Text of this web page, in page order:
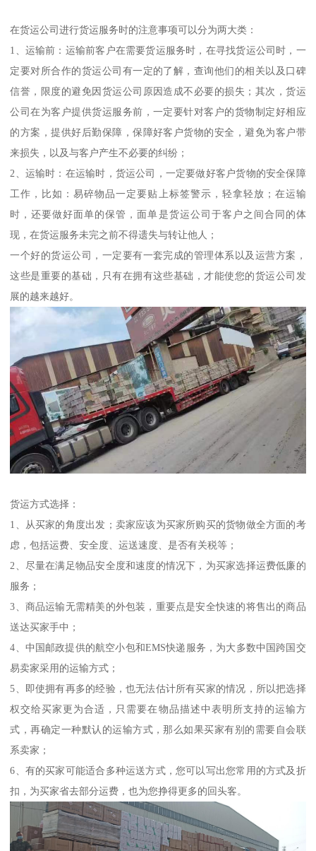
在货运公司进行货运服务时的注意事项可以分为两大类：
1、运输前：运输前客户在需要货运服务时，在寻找货运公司时，一
定要对所合作的货运公司有一定的了解，查询他们的相关以及口碑
信誉，限度的避免因货运公司原因造成不必要的损失；其次，货运
公司在为客户提供货运服务前，一定要针对客户的货物制定好相应
的方案，提供好后勤保障，保障好客户货物的安全，避免为客户带
来损失，以及与客户产生不必要的纠纷；
2、运输时：在运输时，货运公司，一定要做好客户货物的安全保障
工作，比如：易碎物品一定要贴上标签警示，轻拿轻放；在运输
时，还要做好面单的保管，面单是货运公司于客户之间合同的体
现，在货运服务未完之前不得遗失与转让他人；
一个好的货运公司，一定要有一套完成的管理体系以及运营方案，
这些是重要的基础，只有在拥有这些基础，才能使您的货运公司发
展的越来越好。
货运方式选择：
1、从买家的角度出发；卖家应该为买家所购买的货物做全方面的考
虑，包括运费、安全度、运送速度、是否有关税等；
2、尽量在满足物品安全度和速度的情况下，为买家选择运费低廉的
服务；
3、商品运输无需精美的外包装，重要点是安全快速的将售出的商品
送达买家手中；
4、中国邮政提供的航空小包和EMS快递服务，为大多数中国跨国交
易卖家采用的运输方式；
5、即使拥有再多的经验，也无法估计所有买家的情况，所以把选择
权交给买家更为合适，只需要在物品描述中表明所支持的运输方
式，再确定一种默认的运输方式，那么如果买家有别的需要自会联
系卖家；
6、有的买家可能适合多种运送方式，您可以写出您常用的方式及折
扣，为买家省去部分运费，也为您挣得更多的回头客。